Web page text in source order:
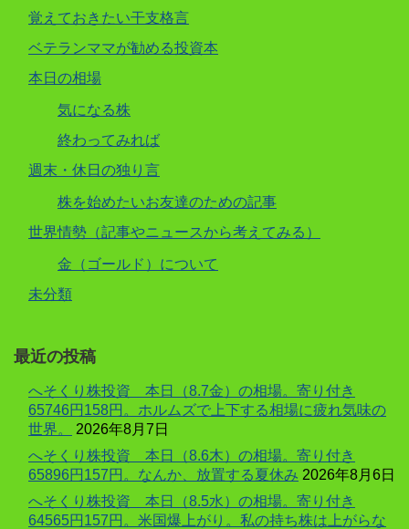
覚えておきたい干支格言
ベテランママが勧める投資本
本日の相場
気になる株
終わってみれば
週末・休日の独り言
株を始めたいお友達のための記事
世界情勢（記事やニュースから考えてみる）
金（ゴールド）について
未分類
最近の投稿
へそくり株投資 本日（8.7金）の相場。寄り付き
65746円158円。ホルムズで上下する相場に疲れ気味の
世界。
2026年8月7日
へそくり株投資 本日（8.6木）の相場。寄り付き
65896円157円。なんか、放置する夏休み 2026年8月6日
へそくり株投資 本日（8.5水）の相場。寄り付き
64565円157円。米国爆上がり。私の持ち株は上がらな